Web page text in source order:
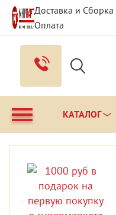
Доставка и Сборка
Оплата
Вопрос - Ответ
КАТАЛОГ